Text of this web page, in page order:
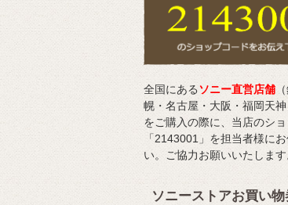
全国にあるソニー直営店舗
幌・名古屋・大阪・福岡天
をご購入の際に、当店のシ
「2143001」を担当者様に
い。ご協力お願いいたします
ソニーストアお買い物